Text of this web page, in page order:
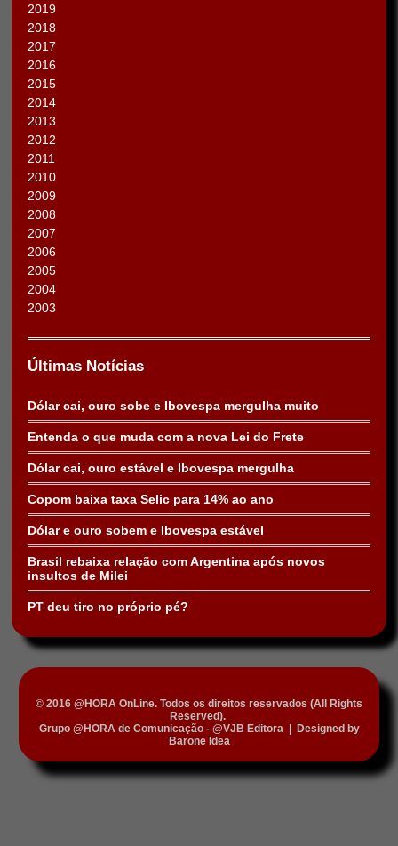
2019
2018
2017
2016
2015
2014
2013
2012
2011
2010
2009
2008
2007
2006
2005
2004
2003
Últimas Notícias
Dólar cai, ouro sobe e Ibovespa mergulha muito
Entenda o que muda com a nova Lei do Frete
Dólar cai, ouro estável e Ibovespa mergulha
Copom baixa taxa Selic para 14% ao ano
Dólar e ouro sobem e Ibovespa estável
Brasil rebaixa relação com Argentina após novos
insultos de Milei
PT deu tiro no próprio pé?
© 2016 @HORA OnLine. Todos os direitos reservados (All Rights
Reserved).
Grupo @HORA de Comunicação - @VJB Editora|
Designed by
Barone Idea